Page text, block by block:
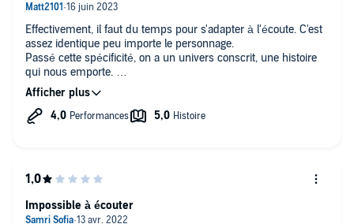
Effectivement, il faut du temps pour s'adapter à l'écoute. C'est
assez identique peu importe le personnage.
Passé cette spécificité, on a un univers conscrit, une histoire
qui nous emporte.
C'est le 1er roman que je découvre de cet auteur et
certainement pas le dernier.
Impossible à écouter